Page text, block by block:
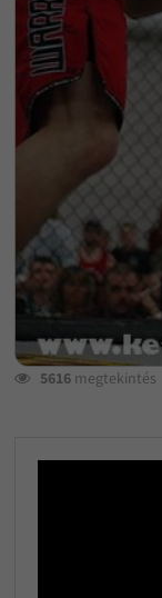
5616megtekintés